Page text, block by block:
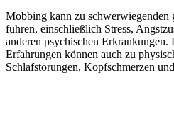
Mobbing kann zu schwerwiegenden
führen, einschließlich Stress,
anderen psychischen
Erfahrungen können auch zu
Schlafstörungen, Kopfschmerzen